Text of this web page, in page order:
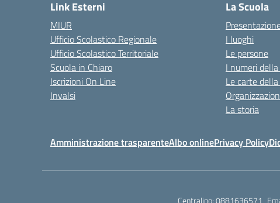
Link Esterni
MIUR
Ufficio Scolastico Regionale
Ufficio Scolastico Territoriale
Scuola in Chiaro
Iscrizioni On Line
Invalsi
La Scuola
I luoghi
Le persone
I numeri
Le carte
La storia
Amministrazione trasparenteAlbo onlinePrivacy Policy
Centralino:0881636571